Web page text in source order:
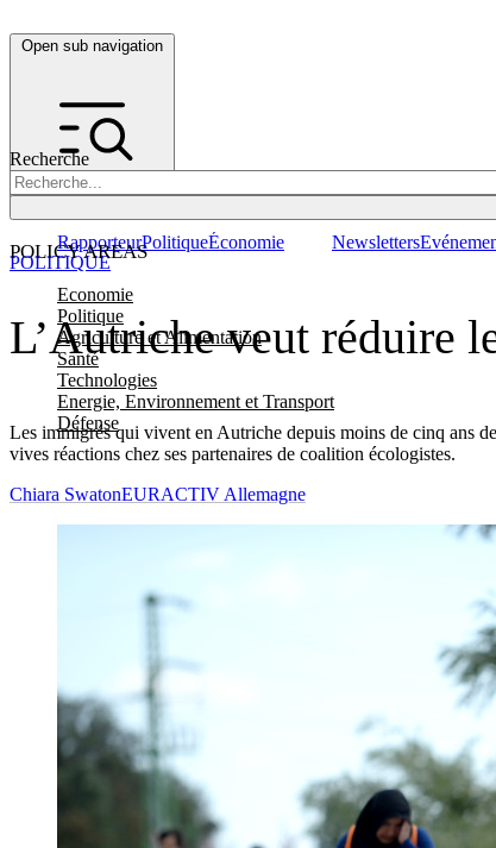
Open sub navigation
Recherche
POLICY AREAS
Economie
Politique
Agriculture et Alimentation
Santé
Technologies
Energie, Environnement et Transport
Défense
RapporteurPolitiqueÉconomie Newsletters
L’Autriche veut réduire
Les immigrés qui vivent en Autriche depuis moins de cinq ans
vives réactions chez ses partenaires de coalition écologistes.
POLITIQUE
Chiara SwatonEURACTIV Allemagne